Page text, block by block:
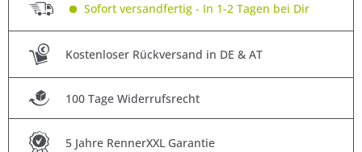
Sofort versandfertig - In 1-2 Tagen bei Dir
Kostenloser Rückversand in DE & AT
100 Tage Widerrufsrecht
5 Jahre RennerXXL Garantie